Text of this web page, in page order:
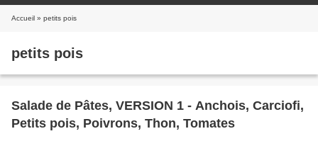
Accueil » petits pois
petits pois
Salade de Pâtes, VERSION 1 - Anchois, Carciofi,
Petits pois, Poivrons, Thon, Tomates